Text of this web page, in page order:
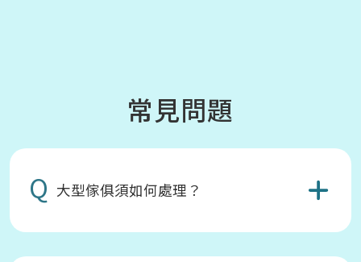
常見問題
Q 大型傢俱須如何處理？